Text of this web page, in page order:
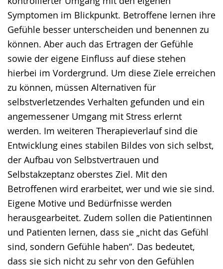
Symptomen im Blickpunkt. Betroffene lernen ihre
Gefühle besser unterscheiden und benennen zu
können. Aber auch das Ertragen der Gefühle
sowie der eigene Einfluss auf diese stehen
hierbei im Vordergrund. Um diese Ziele erreichen
zu können, müssen Alternativen für
selbstverletzendes Verhalten gefunden und ein
angemessener Umgang mit Stress erlernt
werden. Im weiteren Therapieverlauf sind die
Entwicklung eines stabilen Bildes von sich selbst,
der Aufbau von Selbstvertrauen und
Selbstakzeptanz oberstes Ziel. Mit den
Betroffenen wird erarbeitet, wer und wie sie sind.
Eigene Motive und Bedürfnisse werden
herausgearbeitet. Zudem sollen die Patientinnen
und Patienten lernen, dass sie „nicht das Gefühl
sind, sondern Gefühle haben“. Das bedeutet,
dass sie sich nicht zu sehr von den Gefühlen